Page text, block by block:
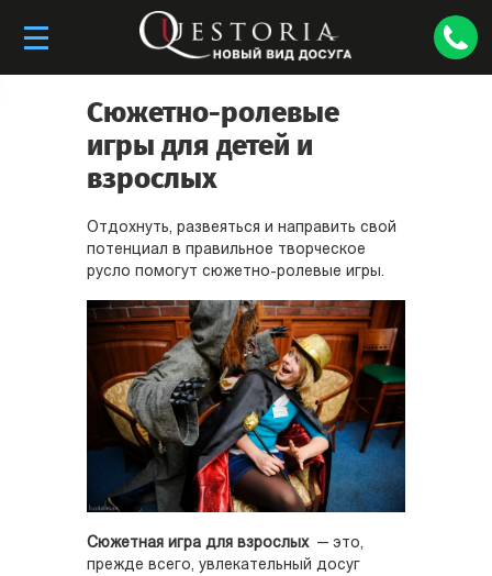
Сюжетно-ролевые
игры для детей и
взрослых
Отдохнуть, развеяться и направить свой
потенциал в правильное творческое
русло помогут сюжетно-ролевые игры.
Сюжетная игра для взрослых— это,
прежде всего, увлекательный досуг